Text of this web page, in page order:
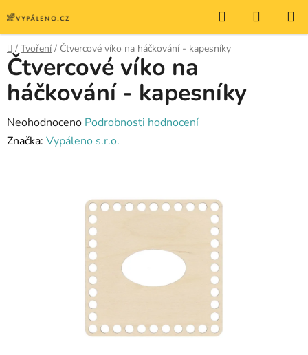
na
obsah
Hledat
KOŠÍK
Domů
/ Tvoření / Čtvercové víko na háčkování - kapesníky
Čtvercové víko na
háčkování - kapesníky
Průměrné
hodnocení
Neohodnoceno Podrobnosti hodnocení
Značka: Vypáleno s.r.o.